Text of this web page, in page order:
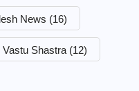
News (16)
Vastu Shastra (12)